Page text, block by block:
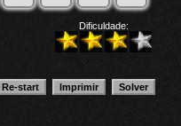
Dificuldade: